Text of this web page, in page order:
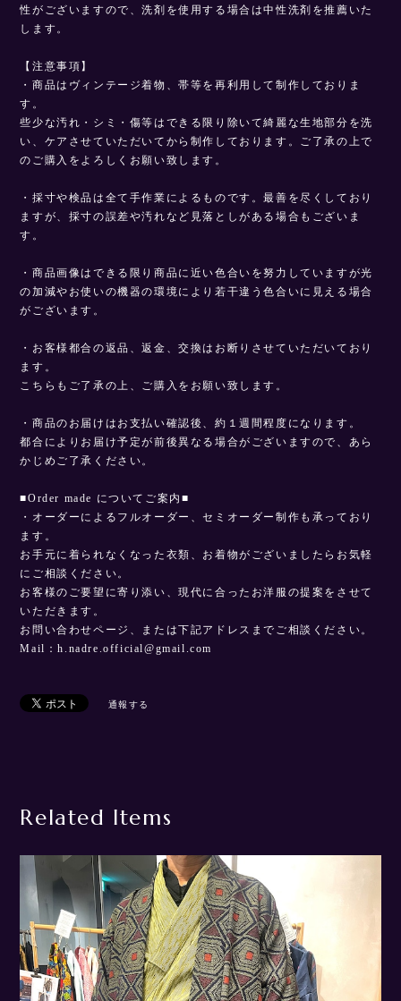
性がございますので、洗剤を使用する場合は中性洗剤を推薦いた
します。
【注意事項】
・商品はヴィンテージ着物、帯等を再利用して制作しておりま
す。
些少な汚れ・シミ・傷等はできる限り除いて綺麗な生地部分を洗
い、ケアさせていただいてから制作しております。ご了承の上で
のご購入をよろしくお願い致します。
・採寸や検品は全て手作業によるものです。最善を尽くしており
ますが、採寸の誤差や汚れなど見落としがある場合もございま
す。
・商品画像はできる限り商品に近い色合いを努力していますが光
の加減やお使いの機器の環境により若干違う色合いに見える場合
がございます。
・お客様都合の返品、返金、交換はお断りさせていただいており
ます。
こちらもご了承の上、ご購入をお願い致します。
・商品のお届けはお支払い確認後、約１週間程度になります。
都合によりお届け予定が前後異なる場合がございますので、あら
かじめご了承ください。
■Order made についてご案内■
・オーダーによるフルオーダー、セミオーダー制作も承っており
ます。
お手元に着られなくなった衣類、お着物がございましたらお気軽
にご相談ください。
お客様のご要望に寄り添い、現代に合ったお洋服の提案をさせて
いただきます。
お問い合わせページ、または下記アドレスまでご相談ください。
Mail：h.nadre.official@gmail.com
通報する
Related Items